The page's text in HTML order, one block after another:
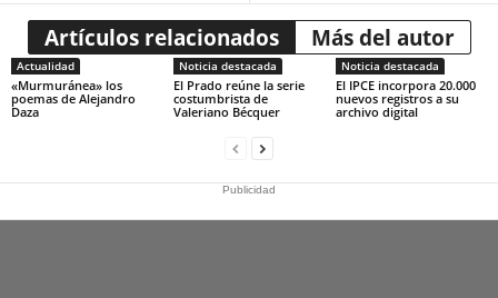
Artículos relacionados Más del autor
Actualidad
«Murmuránea» los
poemas de Alejandro
Daza
Noticia destacada
El Prado reúne la serie
costumbrista de
Valeriano Bécquer
Noticia destacada
El IPCE incorpora 20.000
nuevos registros a su
archivo digital
Publicidad